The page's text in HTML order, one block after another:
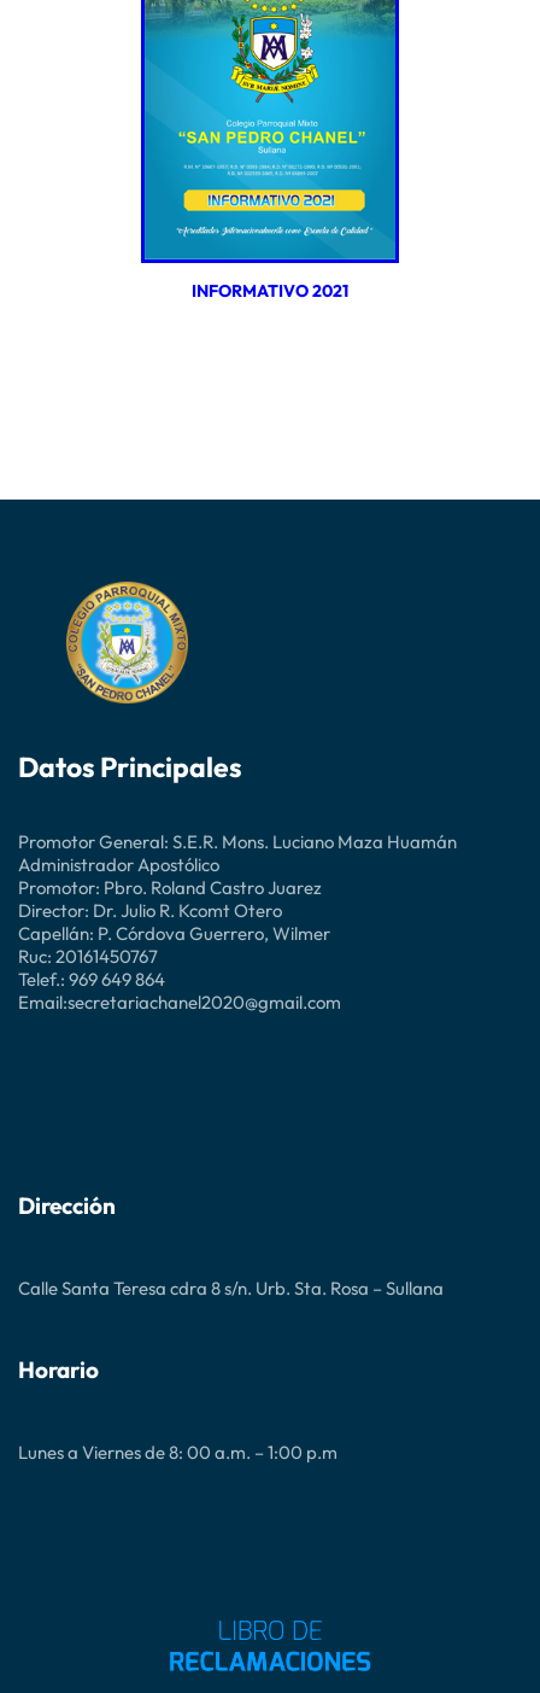
INFORMATIVO 2021
Datos Principales
Promotor General: S.E.R. Mons. Luciano Maza Huamán
Administrador Apostólico
Promotor: Pbro. Roland Castro Juarez
Director: Dr. Julio R. Kcomt Otero
Capellán: P. Córdova Guerrero, Wilmer
Ruc: 20161450767
Telef.: 969 649 864
Email:secretariachanel2020@gmail.com
Dirección
Calle Santa Teresa cdra 8 s/n. Urb. Sta. Rosa – Sullana
Horario
Lunes a Viernes de 8: 00 a.m. – 1:00 p.m